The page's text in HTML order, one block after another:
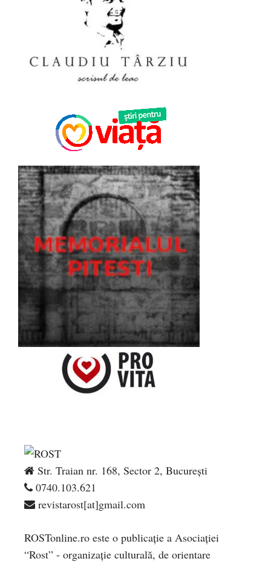
Str. Traian nr. 168, Sector 2, București
0740.103.621
revistarost[at]gmail.com
ROSTonline.ro este o publicaţie a Asociaţiei
“Rost” - organizaţie culturală, de orientare